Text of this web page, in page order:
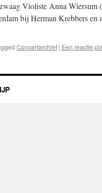
Violiste Anna Wiersum
bij Herman Krebbers
Concertarchief | Een reactie